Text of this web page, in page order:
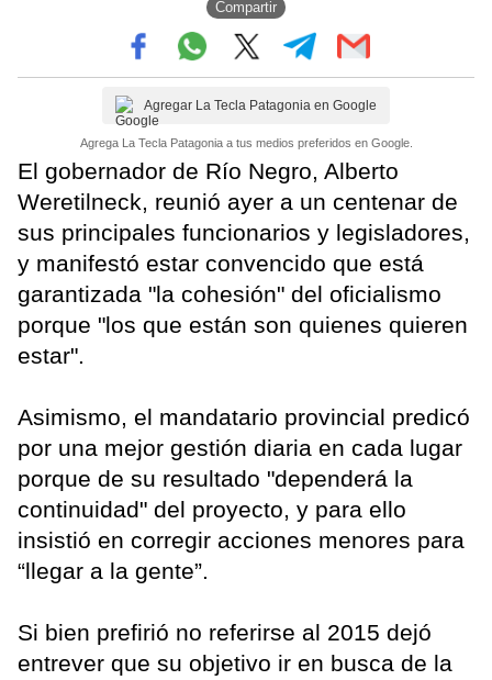
Compartir
Agregar La Tecla Patagonia en Google
Agrega La Tecla Patagonia a tus medios preferidos en Google.
El gobernador de Río Negro, Alberto
Weretilneck, reunió ayer a un centenar de
sus principales funcionarios y legisladores,
y manifestó estar convencido que está
garantizada "la cohesión" del oficialismo
porque "los que están son quienes quieren
estar".
Asimismo, el mandatario provincial predicó
por una mejor gestión diaria en cada lugar
porque de su resultado "dependerá la
continuidad" del proyecto, y para ello
insistió en corregir acciones menores para
“llegar a la gente”.
Si bien prefirió no referirse al 2015 dejó
entrever que su objetivo ir en busca de la